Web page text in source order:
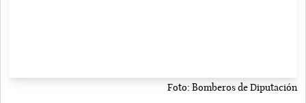
Foto: Bomberos de Diputación